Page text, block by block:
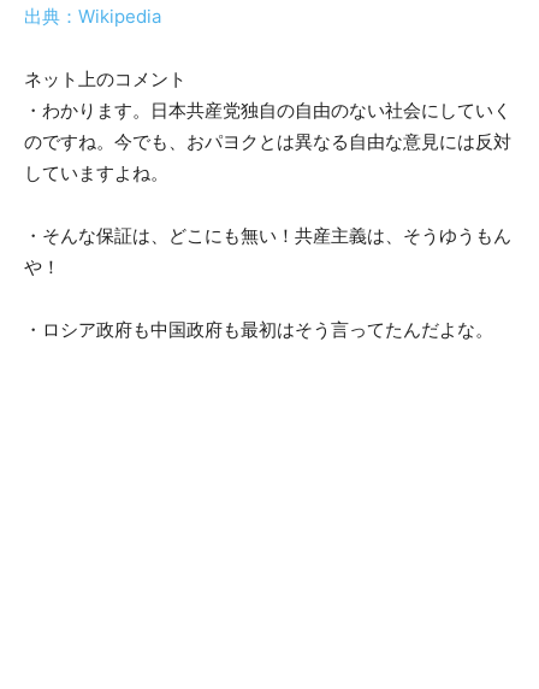
出典：Wikipedia
ネット上のコメント
・わかります。日本共産党独自の自由のない社会にしていく
のですね。今でも、おパヨクとは異なる自由な意見には反対
していますよね。
・そんな保証は、どこにも無い！共産主義は、そうゆうもん
や！
・ロシア政府も中国政府も最初はそう言ってたんだよな。